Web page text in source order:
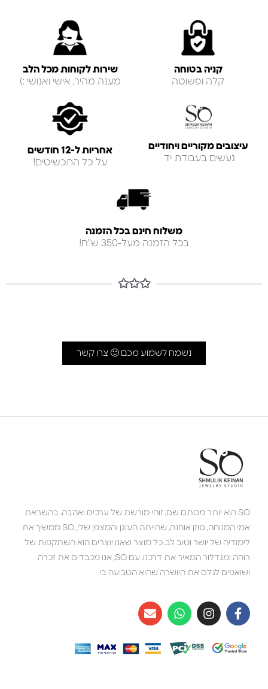
קניה בטוחה
קלה ופשוטה
שירות לקוחות מכל הלב
מענה מהיר, אישי ואנושי :)
עיצובים מקוריים ויחודיים
נעשים בעבודת יד
אחריות ל-12 חודשים
על כל התכשיטים!
משלוח חינם בכל הזמנה
בכל הזמנה מעל-350 ש"ח!
✩✩✩
נשמח לשמוע מכם 🙂 צרו קשר
SO הוא יותר מסתם שם; זוהי מורשת של ערכים ואהבה. בהשראת
אמי המנוחה, סוזן אוחנה, שהייתה העוגן והמצפן שלי, SO ממשיך את
לימודיה של יושר וטוב לב. כל מוצר שאנו יוצרים הוא השתקפות של
רוחה ומגדלור המאיר את דרכנו. עם SO, אנו מכבדים את זכרה
ושואפים לגלם את היושרה שהיא הטביעה בי.